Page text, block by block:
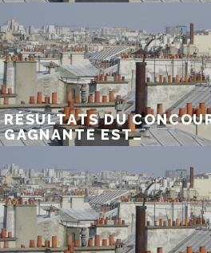
RÉSULTATS DU
GAGNANTE EST…